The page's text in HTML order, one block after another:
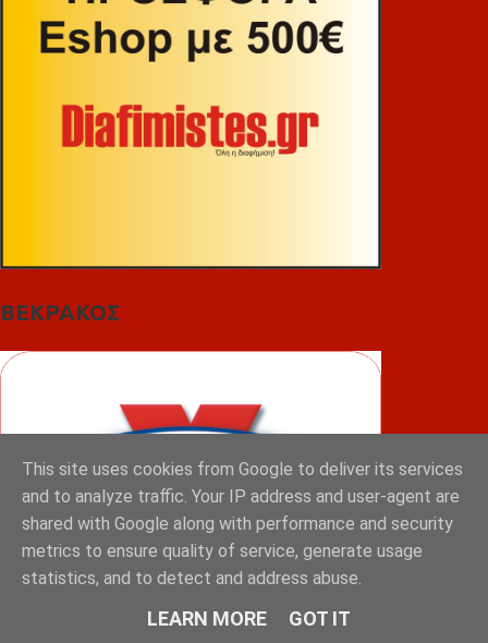
ΒΕΚΡΑΚΟΣ
This site uses cookies from Google to deliver its services
and to analyze traffic. Your IP address and user-agent are
shared with Google along with performance and security
metrics to ensure quality of service, generate usage
statistics, and to detect and address abuse.
LEARN MORE GOT IT